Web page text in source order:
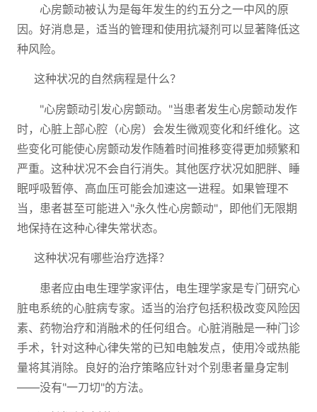
心房颤动被认为是每年发生的约五分之一中风的原
因。好消息是，适当的管理和使用抗凝剂可以显著降低这
种风险。
这种状况的自然病程是什么？
"心房颤动引发心房颤动。"当患者发生心房颤动发作
时，心脏上部心腔（心房）会发生微观变化和纤维化。这
些变化可能使心房颤动发作随着时间推移变得更加频繁和
严重。这种状况不会自行消失。其他医疗状况如肥胖、睡
眠呼吸暂停、高血压可能会加速这一进程。如果管理不
当，患者甚至可能进入"永久性心房颤动"，即他们无限期
地保持在这种心律失常状态。
这种状况有哪些治疗选择？
患者应由电生理学家评估，电生理学家是专门研究心
脏电系统的心脏病专家。适当的治疗包括积极改变风险因
素、药物治疗和消融术的任何组合。心脏消融是一种门诊
手术，针对这种心律失常的已知电触发点，使用冷或热能
量将其消除。良好的治疗策略应针对个别患者量身定制
——没有"一刀切"的方法。